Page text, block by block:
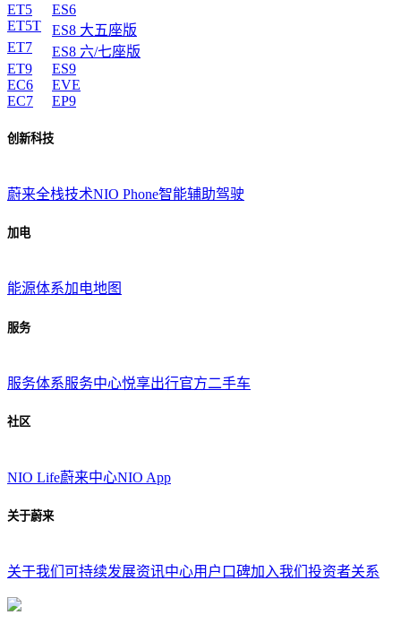
ET5
ET5T
ET7
ET9
EC6
EC7
ES6
ES8 大五座版
ES8 六/七座版
ES9
EVE
EP9
创新科技
蔚来全栈技术NIO Phone智能辅助驾驶
加电
能源体系加电地图
服务
服务体系服务中心悦享出行官方二手车
社区
NIO Life蔚来中心NIO App
关于蔚来
关于我们 可持续发展资讯中心用户口碑加入我们 投资者关系